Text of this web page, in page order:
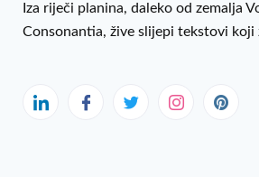
Iza riječi planina, daleko od zemalja
Consonantia, žive slijepi tekstovi koji